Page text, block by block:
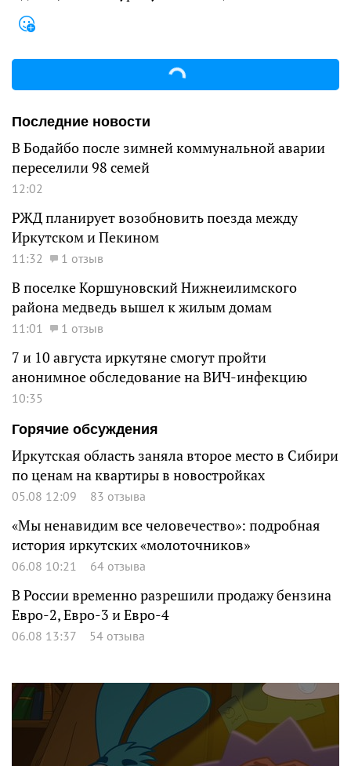
Последние новости
В Бодайбо после зимней коммунальной аварии
переселили 98 семей
12:02
РЖД планирует возобновить поезда между
Иркутском и Пекином
11:32 1 отзыв
В поселке Коршуновский Нижнеилимского
района медведь вышел к жилым домам
11:01 1 отзыв
7 и 10 августа иркутяне смогут пройти
анонимное обследование на ВИЧ-инфекцию
10:35
Горячие обсуждения
Иркутская область заняла второе место в Сибири
по ценам на квартиры в новостройках
05.08 12:09 83 отзыва
«Мы ненавидим все человечество»: подробная
история иркутских «молоточников»
06.08 10:21 64 отзыва
В России временно разрешили продажу бензина
Евро-2, Евро-3 и Евро-4
06.08 13:37 54 отзыва